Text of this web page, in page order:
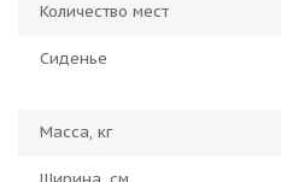
Количество мест
Сиденье
Масса, кг